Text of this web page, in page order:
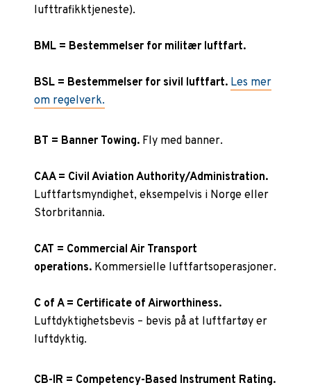
lufttrafikktjeneste).
BML = Bestemmelser for militær luftfart.
BSL = Bestemmelser for sivil luftfart. Les mer
om regelverk.
BT = Banner Towing. Fly med banner.
CAA = Civil Aviation Authority/Administration.
Luftfartsmyndighet, eksempelvis i Norge eller
Storbritannia.
CAT = Commercial Air Transport
operations. Kommersielle luftfartsoperasjoner.
C of A = Certificate of Airworthiness.
Luftdyktighetsbevis – bevis på at luftfartøy er
luftdyktig.
CB-IR = Competency-Based Instrument Rating.